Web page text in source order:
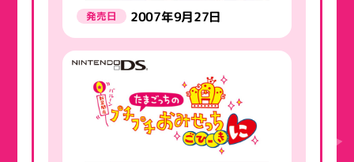
発売日 2007年9月27日